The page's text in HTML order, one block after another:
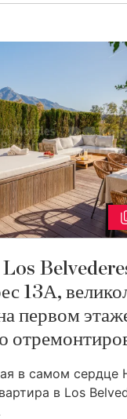
13А,
первом
в самом сердце
в Los